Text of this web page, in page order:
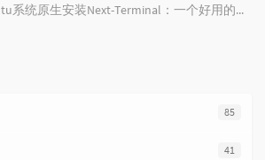
Debian/Ubuntu系统原生安装Next-Terminal：一个好用的在线SSH系统
85
41